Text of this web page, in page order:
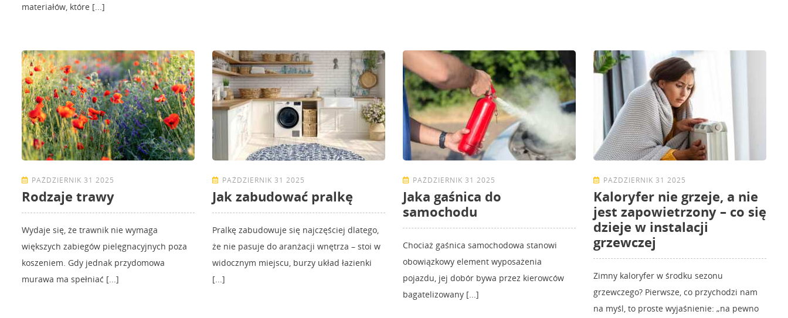
materiałów, które [...]
PAŹDZIERNIK 31 2025
Rodzaje trawy
Wydaje się, że trawnik nie wymaga
większych zabiegów pielęgnacyjnych poza
koszeniem. Gdy jednak przydomowa
murawa ma spełniać [...]
PAŹDZIERNIK 31 2025
Jak zabudować pralkę
Pralkę zabudowuje się najczęściej dlatego,
że nie pasuje do aranżacji wnętrza – stoi w
widocznym miejscu, burzy układ łazienki
[...]
PAŹDZIERNIK 31 2025
Jaka gaśnica do
samochodu
Chociaż gaśnica samochodowa stanowi
obowiązkowy element wyposażenia
pojazdu, jej dobór bywa przez kierowców
bagatelizowany [...]
PAŹDZIERNIK 31 2025
Kaloryfer nie grzeje, a nie
jest zapowietrzony – co się
dzieje w instalacji
grzewczej
Zimny kaloryfer w środku sezonu
grzewczego? Pierwsze, co przychodzi nam
na myśl, to proste wyjaśnienie: „na pewno